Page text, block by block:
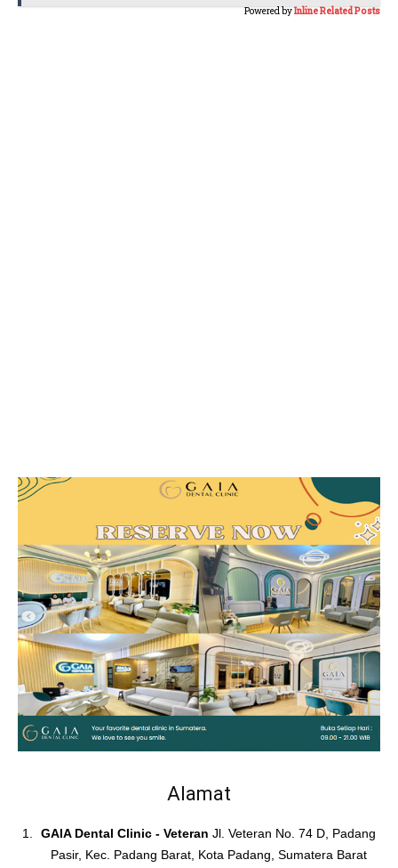
Powered byInline Related Posts
Alamat
GAIA Dental Clinic - Veteran Jl. Veteran No. 74 D, Padang
Pasir, Kec. Padang Barat, Kota Padang, Sumatera Barat